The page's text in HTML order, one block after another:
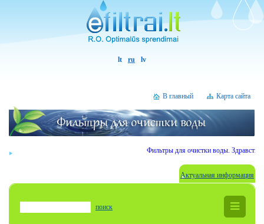
lt ru lv
Карта сайта
В главный
Фильтры для очистки воды.
Актуальная информация
поиск